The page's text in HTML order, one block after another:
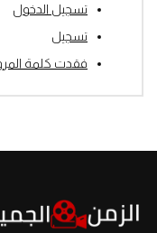
تسجيل الدخول
تسجيل
فقدت كلمة